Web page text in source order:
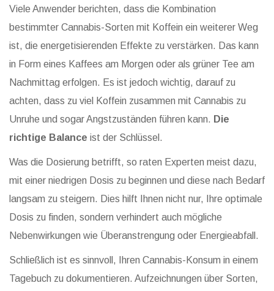
Viele Anwender berichten, dass die Kombination
bestimmter Cannabis-Sorten mit Koffein ein weiterer Weg
ist, die energetisierenden Effekte zu verstärken. Das kann
in Form eines Kaffees am Morgen oder als grüner Tee am
Nachmittag erfolgen. Es ist jedoch wichtig, darauf zu
achten, dass zu viel Koffein zusammen mit Cannabis zu
Unruhe und sogar Angstzuständen führen kann. Die
richtige Balance ist der Schlüssel.
Was die Dosierung betrifft, so raten Experten meist dazu,
mit einer niedrigen Dosis zu beginnen und diese nach Bedarf
langsam zu steigern. Dies hilft Ihnen nicht nur, Ihre optimale
Dosis zu finden, sondern verhindert auch mögliche
Nebenwirkungen wie Überanstrengung oder Energieabfall.
Schließlich ist es sinnvoll, Ihren Cannabis-Konsum in einem
Tagebuch zu dokumentieren. Aufzeichnungen über Sorten,